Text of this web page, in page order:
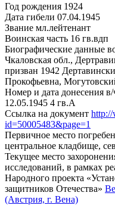
Год рождения 1924
Дата гибели 07.04.1945
Звание мл.лейтенант
Воинская часть 16 гв.вдп
Биографические данные
Чкаловская обл.,
призван 1942
Прокофьевна,
Номер и дата донесения в/
12.05.1945 4 гв.А
Ссылка на документ
id=50005483&page=1
Первичное место
центральное кладбище,
Текущее место
исследований, в рамках
Народного проекта
защитников Отечества»
(Австрия, г. Вена)